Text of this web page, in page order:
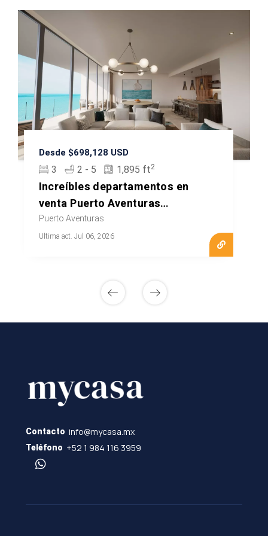
Desde $698,128 USD
3 2 - 5 1,895 ft2
Increíbles departamentos en
venta Puerto Aventuras
MLS20508
Puerto Aventuras
Ultima act. Jul 06, 2026
Contacto info@mycasa.mx
Teléfono +52 1 984 116 3959